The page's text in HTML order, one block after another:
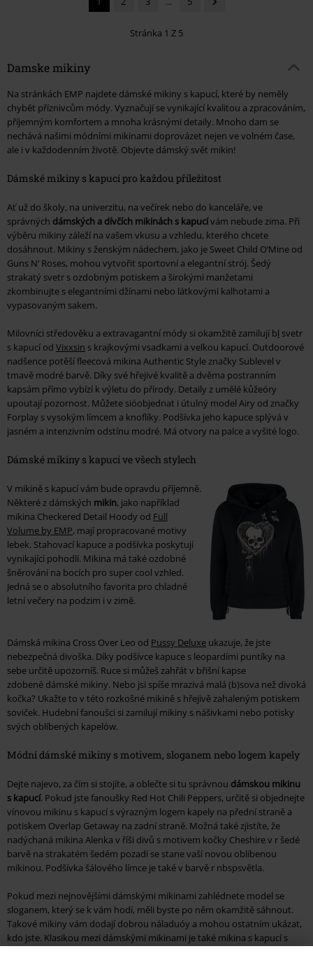
Stránka 1 Z 5
Damske mikiny
Na stránkách EMP najdete dámské mikiny s kapucí, které by neměly
chybět příznivcům módy. Vyznačují se vynikající kvalitou a zpracováním,
příjemným komfortem a mnoha krásnými detaily. Mnoho dam se
nechává našimi módními mikinami doprovázet nejen ve volném čase,
ale i v každodenním životě. Objevte dámský svět mikin!
Dámské mikiny s kapucí pro každou příležitost
Ať už do školy, na univerzitu, na večírek nebo do kanceláře, ve
správných dámských a dívčích mikinách s kapucívám nebude zima. Při
výběru mikiny záleží na vašem vkusu a vzhledu, kterého chcete
dosáhnout. Mikiny s ženským nádechem, jako je Sweet Child O‘Mine od
Guns N‘ Roses, mohou vytvořit sportovní a elegantní strój. Šedý
strakatý svetr s ozdobným potiskem a širokými manžetami
zkombinujte s elegantními džínami nebo látkovými kalhotami a
vypasovaným sakem.
Milovníci středověku a extravagantní módy si okamžitě zamilují bl svetr
s kapucí od Vixxsin s krajkovými vsadkami a velkou kapucí. Outdoorové
nadšence potěší fleecová mikina Authentic Style značky Sublevel v
tmavě modré barvě. Díky své hřejivé kvalitě a dvěma postranním
kapsám přímo vybízí k výletu do přírody. Detaily z umělé kůžeóry
upoutají pozornost. Můžete sióobjednat i útulný model Airy od značky
Forplay s vysokým límcem a knoflíky. Podšívka jeho kapuce splývá v
jasném a intenzivním odstínu modré. Má otvory na palce a vyšité logo.
Dámské mikiny s kapucí ve všech stylech
V mikině s kapucí vám bude opravdu příjemně.
Některé z dámských mikin, jako například
mikina Checkered Detail Hoody od Full
Volume by EMP, mají propracované motivy
lebek. Stahovací kapuce a podšívka poskytují
vynikající pohodlí. Mikina má také ozdobné
šněrování na bocích pro super cool vzhled.
Jedná se o absolutního favorita pro chladné
letní večery na podzim i v zimě.
Dámská mikina Cross Over Leo od Pussy Deluxe ukazuje, že jste
nebezpečná divoška. Díky podšívce kapuce s leopardími puntíky na
sebe určitě upozorníš. Ruce si můžeš zahřát v břišní kapse
zdobené dámské mikiny. Nebo jsi spíše mrazivá malá (b)sova než divoká
kočka? Ukažte to v této rozkošné mikině s hřejivě zahaleným potiskem
soviček. Hudební fanoušci si zamilují mikiny s nášivkami nebo potisky
svých oblíbených kapelów.
Módní dámské mikiny s motivem, sloganem nebo logem kapely
Dejte najevo, za čím si stojíte, a oblečte si tu správnou dámskou mikinu
s kapucí. Pokud jste fanoušky Red Hot Chili Peppers, určitě si objednejte
vínovou mikinu s kapucí s výrazným logem kapely na přední straně a
potiskem Overlap Getaway na zadní straně. Možná také zjistíte, že
nadýchaná mikina Alenka v říši divů s motivem kočky Cheshire v r šedé
barvě na strakatém šedém pozadí se stane vaší novou oblíbenou
mikinou. Podšívka šálového límce je také v barvě r nbspsvětla.
Pokud mezi nejnovějšími dámskými mikinami zahlédnete model se
sloganem, který se k vám hodí, měli byste po něm okamžitě sáhnout.
Takové mikiny vám dodají dobrou náladuóy a mohou ostatním ukázat,
kdo jste. Klasikou mezi dámskými mikinami je také mikina s kapucí s